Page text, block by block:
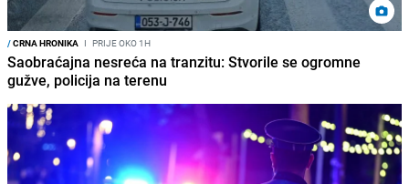
/CRNA HRONIKA I PRIJE OKO 1H
Saobraćajna nesreća na tranzitu: Stvorile se ogromne
gužve, policija na terenu